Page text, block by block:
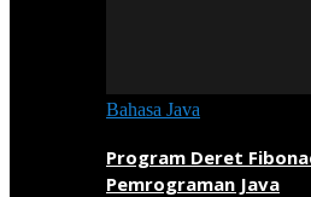
Bahasa Java
Program Deret
Pemrograman Java